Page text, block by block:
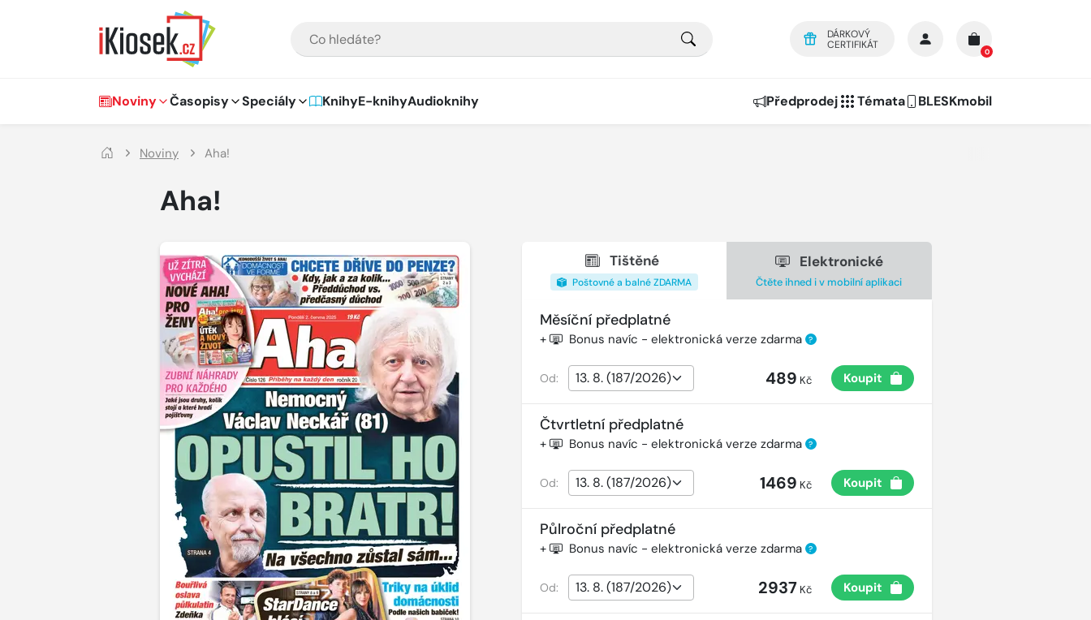
DÁRKOVÝ
CERTIFIKÁT
0
Hlavní navigace
Noviny Časopisy Speciály KnihyE-knihyAudioknihy Předprodej Témata BLESKmobil
Noviny Aha!
Aha!
Tištěné
Poštovné a balné ZDARMA
Elektronické
Čtěte ihned i v mobilní aplikaci
Měsíční předplatné
+ Bonus navíc - elektronická verze zdarma ?
Od: 489 Kč Koupit
Čtvrtletní předplatné
+ Bonus navíc - elektronická verze zdarma ?
Od: 1469 Kč Koupit
Půlroční předplatné
+ Bonus navíc - elektronická verze zdarma ?
Od: 2937 Kč Koupit